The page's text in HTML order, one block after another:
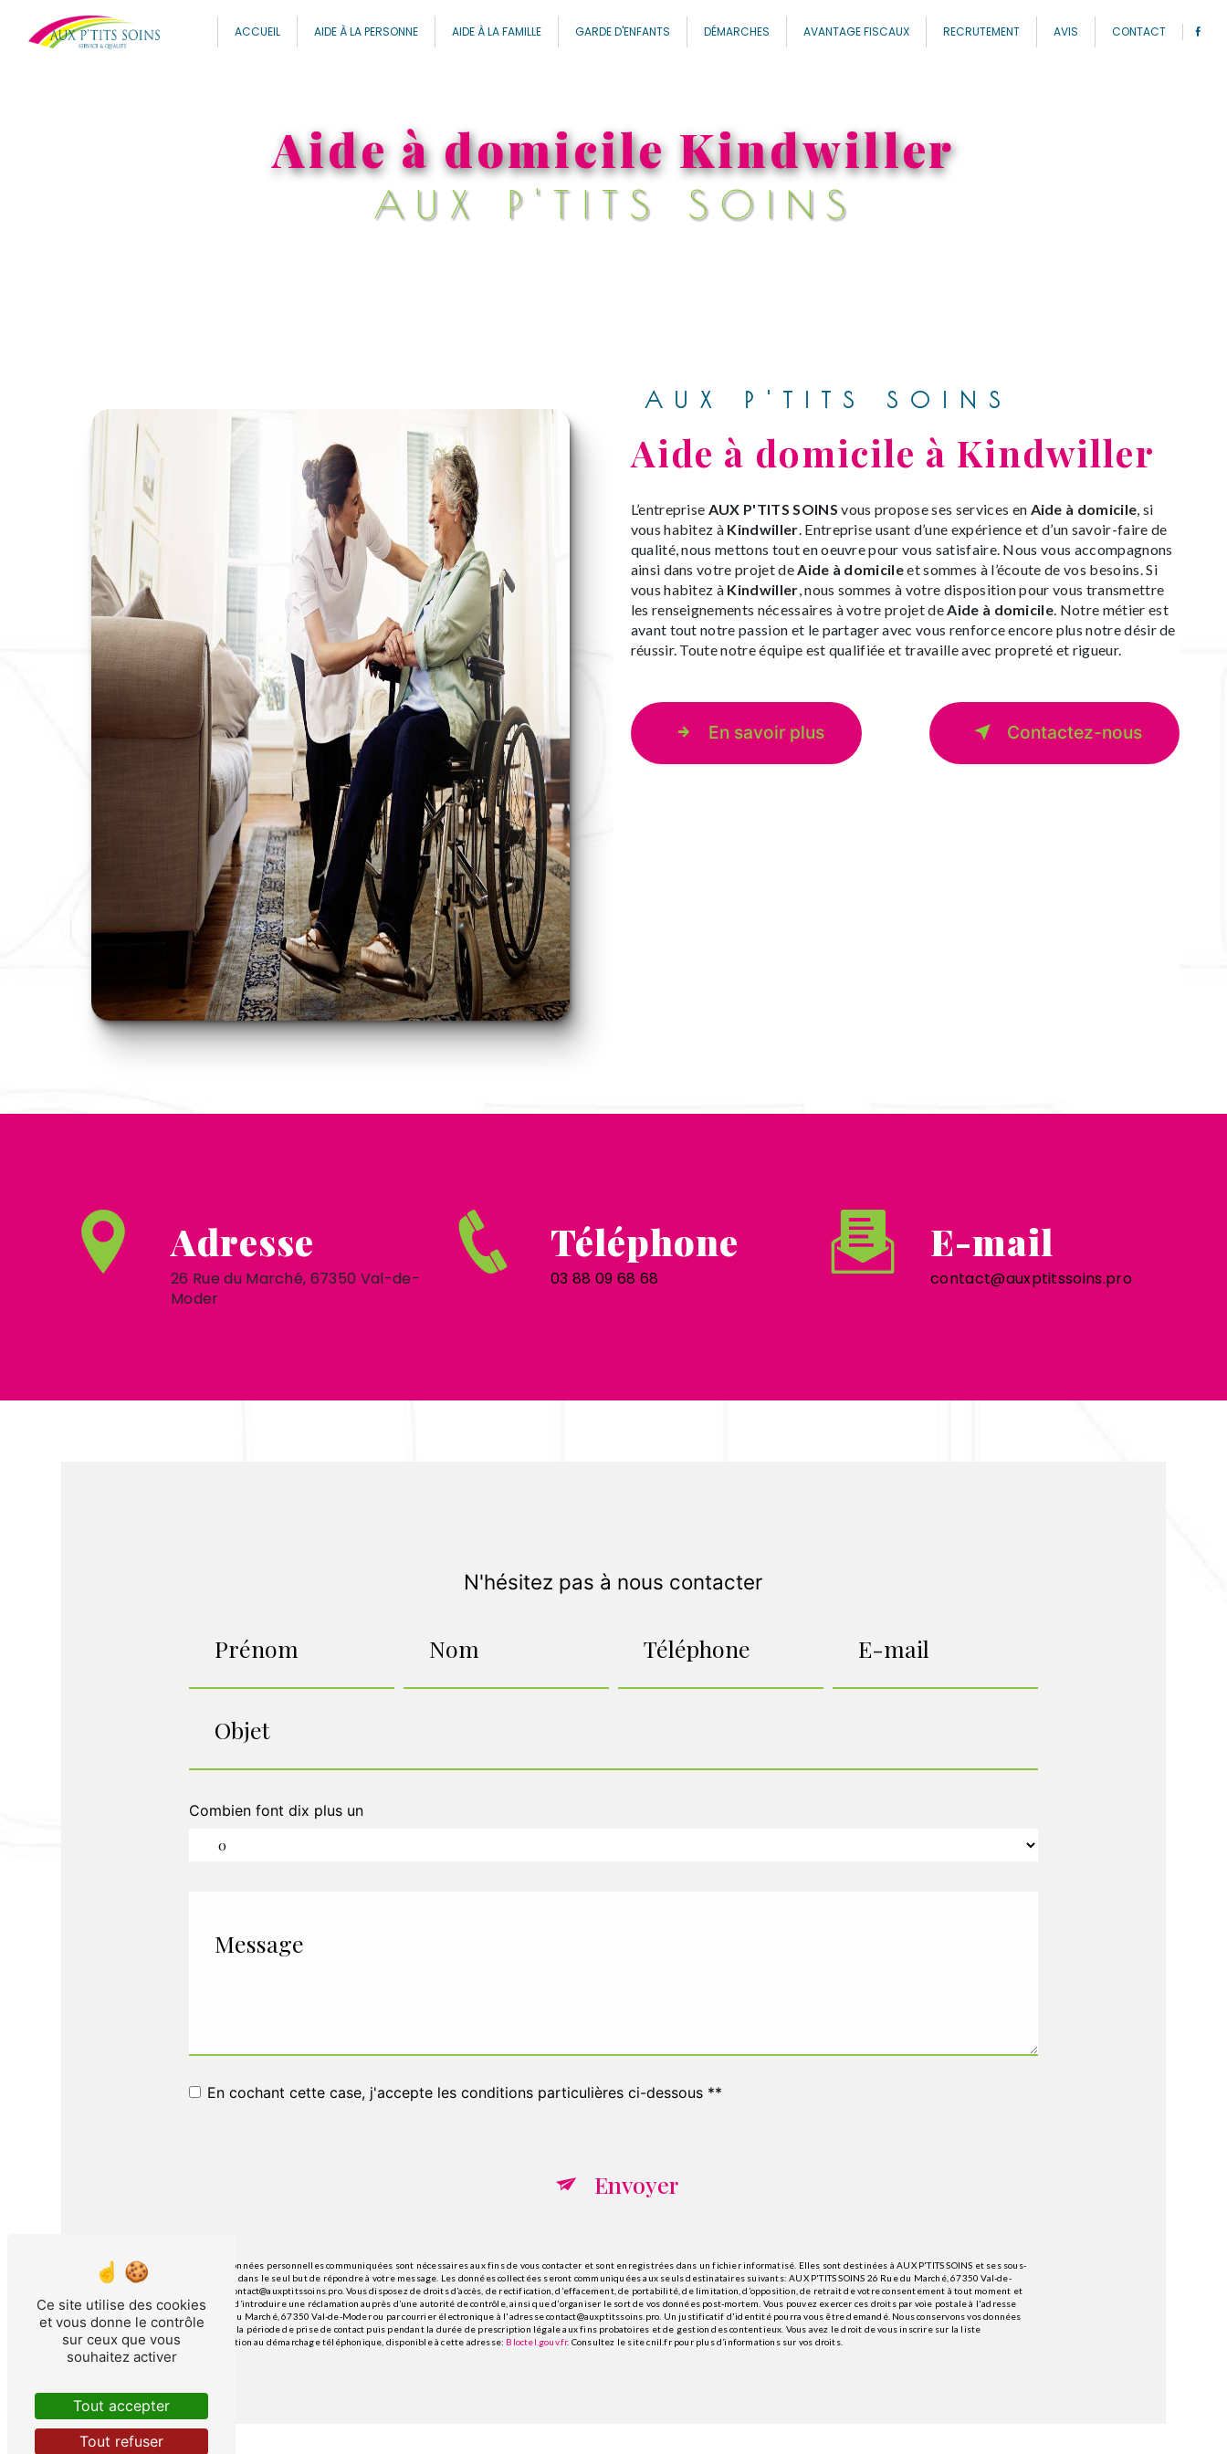
ACCUEIL AIDE À LA PERSONNE AIDE À LA FAMILLE GARDE D'ENFANTS DÉMARCHES AVANTAGE FISCAUX RECRUTEMENT AVIS CONTACT
Aide à domicile Kindwiller
AUX P'TITS SOINS
AUX P'TITS SOINS
Aide à domicile à Kindwiller
L’entreprise AUX P'TITS SOINS vous propose ses services en Aide à domicile , si
vous habitez à Kindwiller . Entreprise usant d’une expérience et d’un savoir-faire de
qualité, nous mettons tout en oeuvre pour vous satisfaire. Nous vous accompagnons
ainsi dans votre projet de Aide à domicileet sommes à l’écoute de vos besoins. Si
vous habitez à Kindwiller , nous sommes à votre disposition pour vous transmettre
les renseignements nécessaires à votre projet de Aide à domicile . Notre métier est
avant tout notre passion et le partager avec vous renforce encore plus notre désir de
réussir. Toute notre équipe est qualifiée et travaille avec propreté et rigueur.
En savoir plus Contactez-nous
Adresse
26 Rue du Marché, 67350 Val-de-
Moder
Téléphone
03 88 09 68 68
E-mail
contact@auxptitssoins.pro
N'hésitez pas à nous contacter
Combien font dix plus un
En cochant cette case, j'accepte les conditions particulières ci-dessous **
Envoyer
** Les données personnelles communiquées sont nécessaires aux fins de vous contacter et sont enregistrées dans un fichier informatisé. Elles sont destinées à AUX P'TITS SOINS et ses sous-
traitants dans le seul but de répondre à votre message. Les données collectées seront communiquées aux seuls destinataires suivants: AUX P'TITS SOINS 26 Rue du Marché, 67350 Val-de-
Moder contact@auxptitssoins.pro. Vous disposez de droits d’accès, de rectification, d’effacement, de portabilité, de limitation, d’opposition, de retrait de votre consentement à tout moment et
du droit d’introduire une réclamation auprès d’une autorité de contrôle, ainsi que d’organiser le sort de vos données post-mortem. Vous pouvez exercer ces droits par voie postale à l'adresse
26 Rue du Marché, 67350 Val-de-Moder ou par courrier électronique à l'adresse contact@auxptitssoins.pro. Un justificatif d'identité pourra vous être demandé. Nous conservons vos données
pendant la période de prise de contact puis pendant la durée de prescription légale aux fins probatoires et de gestion des contentieux. Vous avez le droit de vous inscrire sur la liste
d'opposition au démarchage téléphonique, disponible à cette adresse: Bloctel.gouv.fr. Consultez le site cnil.fr pour plus d’informations sur vos droits.
Panneau de gestion des cookies
Ce site utilise des cookies
et vous donne le contrôle
sur ceux que vous
souhaitez activer
Tout accepter
Tout refuser